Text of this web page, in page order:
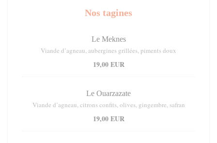
Nos tagines
Le Meknes
Viande d’agneau, aubergines grillées, piments doux
19,00 EUR
Le Ouarzazate
Viande d’agneau, citrons confits, olives, gingembre, safran
19,00 EUR